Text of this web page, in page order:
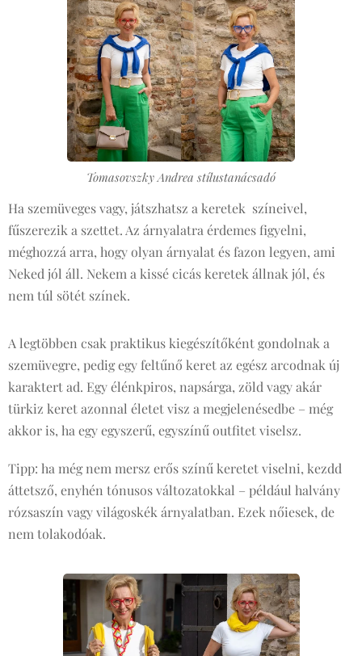
Tomasovszky Andrea stílustanácsadó
Ha szemüveges vagy, játszhatsz a keretek színeivel,
fűszerezik a szettet. Az árnyalatra érdemes figyelni,
méghozzá arra, hogy olyan árnyalat és fazon legyen, ami
Neked jól áll. Nekem a kissé cicás keretek állnak jól, és
nem túl sötét színek.
A legtöbben csak praktikus kiegészítőként gondolnak a
szemüvegre, pedig egy feltűnő keret az egész arcodnak új
karaktert ad. Egy élénkpiros, napsárga, zöld vagy akár
türkiz keret azonnal életet visz a megjelenésedbe – még
akkor is, ha egy egyszerű, egyszínű outfitet viselsz.
Tipp: ha még nem mersz erős színű keretet viselni, kezdd
áttetsző, enyhén tónusos változatokkal – például halvány
rózsaszín vagy világoskék árnyalatban. Ezek nőiesek, de
nem tolakodóak.